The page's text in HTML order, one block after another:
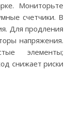
Мониторьте
счетчики. В
Для продления
напряжения.
элементы;
снижает риски